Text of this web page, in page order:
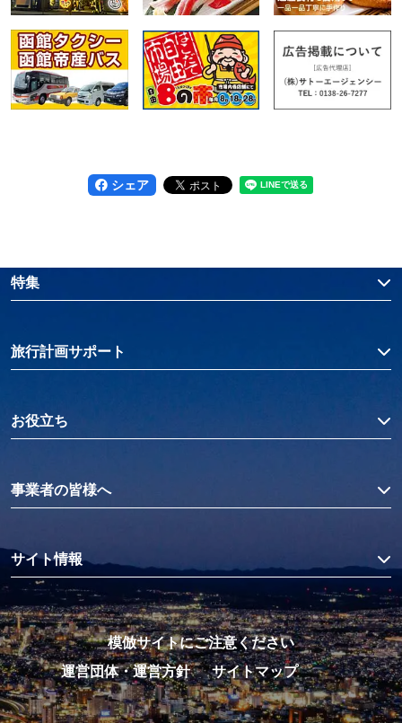
シェア
特集
旅行計画サポート
お役立ち
事業者の皆様へ
サイト情報
模倣サイトにご注意ください
運営団体・運営方針
サイトマップ